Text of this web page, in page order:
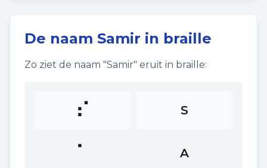
De naam Samir in braille
Zo ziet de naam "Samir" eruit in braille:
⠎ S
⠁ A